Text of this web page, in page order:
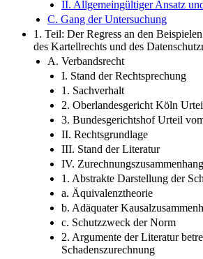
Kartell- und Datenschutzrecht
II. Allgemeingültiger Ansatz
C. Gang der Untersuchung
1. Teil: Der Regress an den Beispielen
des Kartellrechts und des
A. Verbandsrecht
I. Stand der Rechtsprechung
1. Sachverhalt
2. Oberlandesgericht Köln
3. Bundesgerichtshof Urteil
II. Rechtsgrundlage
III. Stand der Literatur
IV. Zurechnungszusammenhang
1. Abstrakte Darstellung der
a. Äquivalenztheorie
b. Adäquater
c. Schutzzweck der Norm
2. Argumente der Literatur